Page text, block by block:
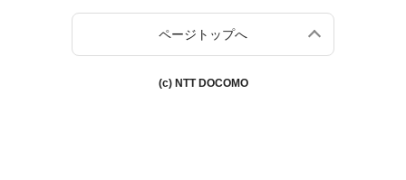
ページトップへ
(c) NTT DOCOMO